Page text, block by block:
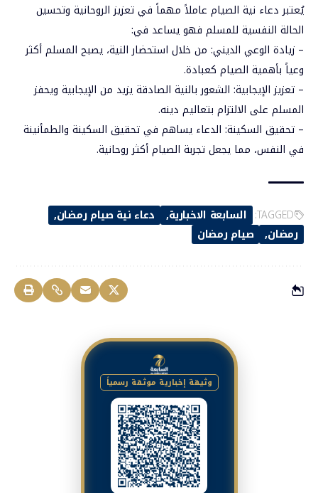
يُعتبر دعاء نية الصيام عاملاً مهماً فيتعزيز الروحانية وتحسين
الحالة النفسية للمسلم فهويساعد في:
– زيادة الوعي الديني: من خلال استحضار النية، يصبح المسلمأكثر
وعياً بأهمية الصيام كعبادة.
– تعزيز الإيجابية: الشعور بالنية الصادقةيزيد من الإيجابية ويحفز
المسلم على الالتزام بتعاليم دينه.
– تحقيق السكينة: الدعاء يساهم فيتحقيق السكينة والطمأنينة
في النفس، مما يجعلتجربة الصيامأكثر روحانية.
TAGGED: السابعة الاخبارية
دعاء نية صيام رمضان
رمضان
صيام رمضان
وثيقة إخبارية موثقة رسمياً